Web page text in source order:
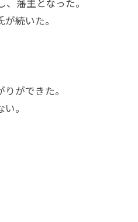
藩主となった。
続いた。
ができた。
。